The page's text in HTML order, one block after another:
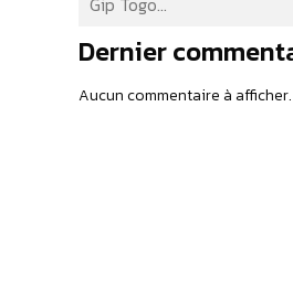
Dernier
Aucun commentaire à afficher.